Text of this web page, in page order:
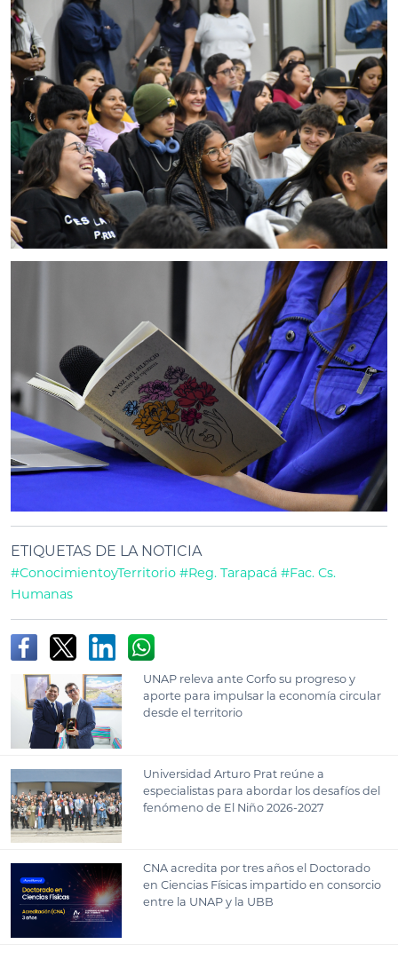
ETIQUETAS DE LA NOTICIA
#ConocimientoyTerritorio #Reg. Tarapacá #Fac. Cs.
Humanas
UNAP releva ante Corfo su progreso y
aporte para impulsar la economía circular
desde el territorio
Universidad Arturo Prat reúne a
especialistas para abordar los desafíos del
fenómeno de El Niño 2026-2027
CNA acredita por tres años el Doctorado
en Ciencias Físicas impartido en consorcio
entre la UNAP y la UBB